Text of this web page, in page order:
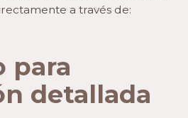
a través de:
para
detallada